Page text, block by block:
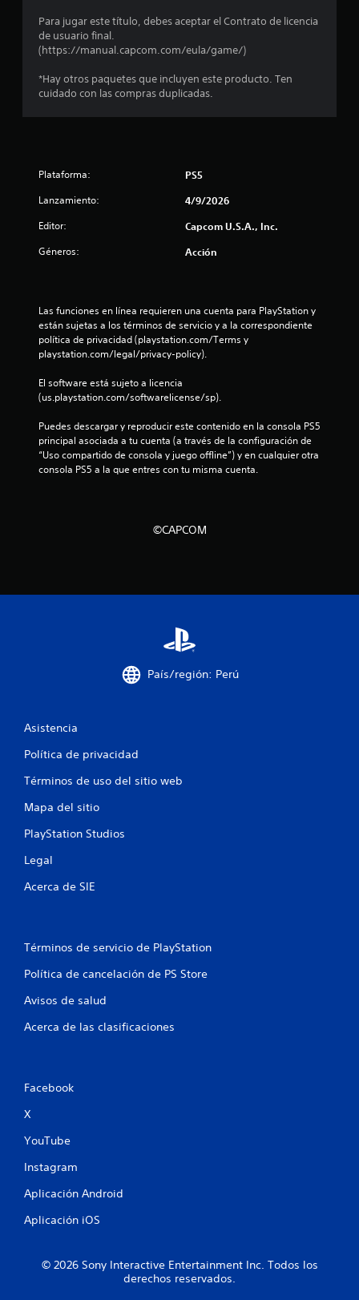
Para jugar este título, debes aceptar el Contrato de licencia
de usuario final.
(https://manual.capcom.com/eula/game/)
*Hay otros paquetes que incluyen este producto. Ten
cuidado con las compras duplicadas.
Plataforma: PS5
Lanzamiento: 4/9/2026
Editor: Capcom U.S.A., Inc.
Géneros: Acción
Las funciones en línea requieren una cuenta para PlayStation y
están sujetas a los términos de servicio y a la correspondiente
política de privacidad (playstation.com/Terms y
playstation.com/legal/privacy-policy).
El software está sujeto a licencia
(us.playstation.com/softwarelicense/sp).
Puedes descargar y reproducir este contenido en la consola PS5
principal asociada a tu cuenta (a través de la configuración de
“Uso compartido de consola y juego offline”) y en cualquier otra
consola PS5 a la que entres con tu misma cuenta.
©CAPCOM
País/región: Perú
Asistencia
Política de privacidad
Términos de uso del sitio web
Mapa del sitio
PlayStation Studios
Legal
Acerca de SIE
Términos de servicio de PlayStation
Política de cancelación de PS Store
Avisos de salud
Acerca de las clasificaciones
Facebook
X
YouTube
Instagram
Aplicación Android
Aplicación iOS
© 2026 Sony Interactive Entertainment Inc. Todos los
derechos reservados.